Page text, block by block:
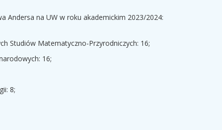
Andersa na UW w roku akademickim 2023/2024:
Studiów Matematyczno-Przyrodniczych: 16;
16;
8;